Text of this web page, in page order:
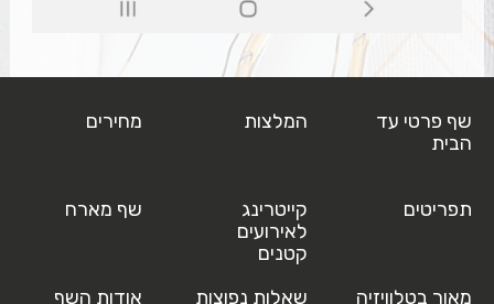
שף פרטי עד
הבית
תפריטים
מאור בטלוויזיה
המלצות
קייטרינג
לאירועים
קטנים
שאלות נפוצות
מחירים
שף מארח
אודות השף